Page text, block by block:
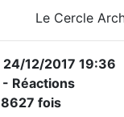
Le Cercle
24/12/2017 19:36
- Réactions
8627 fois